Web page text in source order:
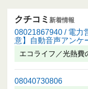
クチコミ 新着情報
08021867940 / 電力
意】自動音声アンケ
エコライフ／光熱
08040730806